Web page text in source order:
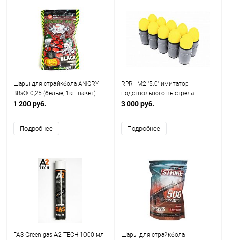
Шары для страйкбола ANGRY
BBs® 0,25 (белые, 1кг. пакет)
Taiwan TJ-025
1 200 руб.
Подробнее
RPR - M2 "5.0" имитатор
подствольного выстрела
удаленного инициирования
3 000 руб.
Подробнее
ГАЗ Green gas A2 TECH 1000 мл
Шары для страйкбола